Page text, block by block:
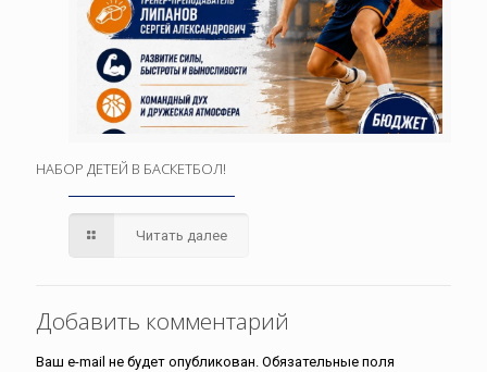
НАБОР ДЕТЕЙ В БАСКЕТБОЛ!
Читать далее
Добавить комментарий
Ваш e-mail не будет опубликован. Обязательные поля